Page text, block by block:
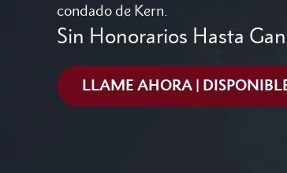
condado de Kern.
Sin Honorarios Hasta
LLAME AHORA |